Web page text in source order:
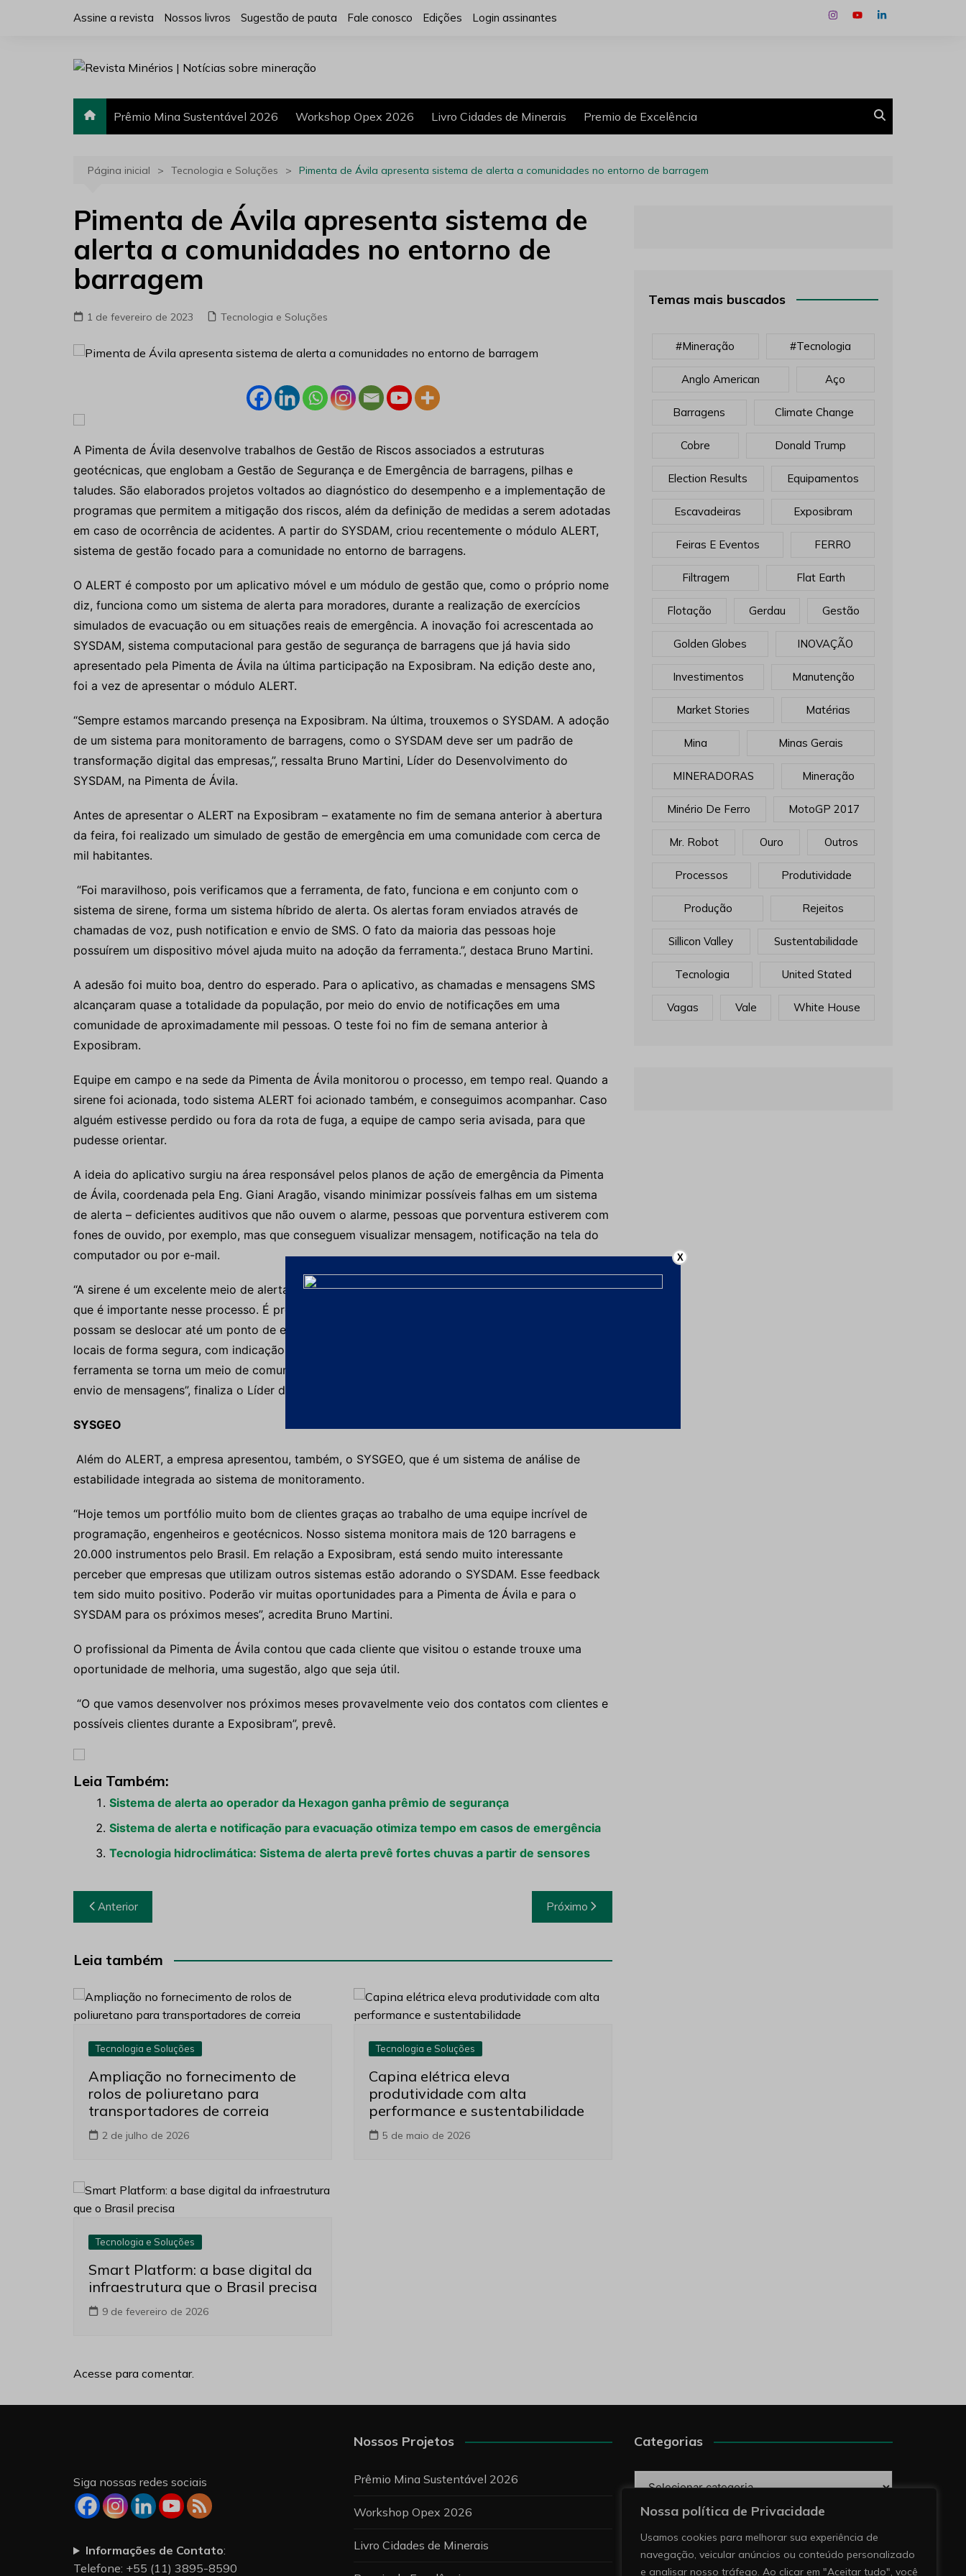
Nossa política de Privacidade
Usamos cookies para melhorar sua experiência de
navegação, veicular anúncios ou conteúdo personalizado
e analisar nosso tráfego. Ao clicar em "Aceitar tudo", você
Assine a revista Nossos livros Sugestão de pauta Fale conosco Edições Login assinantes
Prêmio Mina Sustentável 2026 Workshop Opex 2026 Livro Cidades de Minerais Premio de Excelência
Página inicial Tecnologia e Soluções Pimenta de Ávila apresenta sistema de alerta a comunidades no entorno de barragem
Pimenta de Ávila apresenta sistema de
alerta a comunidades no entorno de
barragem
1 de fevereiro de 2023 Tecnologia e Soluções
A Pimenta de Ávila desenvolve trabalhos de Gestão de Riscos associados a estruturas
geotécnicas, que englobam a Gestão de Segurança e de Emergência de barragens, pilhas e
taludes. São elaborados projetos voltados ao diagnóstico do desempenho e a implementação de
programas que permitem a mitigação dos riscos, além da definição de medidas a serem adotadas
em caso de ocorrência de acidentes. A partir do SYSDAM, criou recentemente o módulo ALERT,
sistema de gestão focado para a comunidade no entorno de barragens.
O ALERT é composto por um aplicativo móvel e um módulo de gestão que, como o próprio nome
diz, funciona como um sistema de alerta para moradores, durante a realização de exercícios
simulados de evacuação ou em situações reais de emergência. A inovação foi acrescentada ao
SYSDAM, sistema computacional para gestão de segurança de barragens que já havia sido
apresentado pela Pimenta de Ávila na última participação na Exposibram. Na edição deste ano,
foi a vez de apresentar o módulo ALERT.
“Sempre estamos marcando presença na Exposibram. Na última, trouxemos o SYSDAM. A adoção
de um sistema para monitoramento de barragens, como o SYSDAM deve ser um padrão de
transformação digital das empresas,”, ressalta Bruno Martini, Líder do Desenvolvimento do
SYSDAM, na Pimenta de Ávila.
Antes de apresentar o ALERT na Exposibram – exatamente no fim de semana anterior à abertura
da feira, foi realizado um simulado de gestão de emergência em uma comunidade com cerca de
mil habitantes.
“Foi maravilhoso, pois verificamos que a ferramenta, de fato, funciona e em conjunto com o
sistema de sirene, forma um sistema híbrido de alerta. Os alertas foram enviados através de
chamadas de voz, push notification e envio de SMS. O fato da maioria das pessoas hoje
possuírem um dispositivo móvel ajuda muito na adoção da ferramenta.”, destaca Bruno Martini.
A adesão foi muito boa, dentro do esperado. Para o aplicativo, as chamadas e mensagens SMS
alcançaram quase a totalidade da população, por meio do envio de notificações em uma
comunidade de aproximadamente mil pessoas. O teste foi no fim de semana anterior à
Exposibram.
Equipe em campo e na sede da Pimenta de Ávila monitorou o processo, em tempo real. Quando a
sirene foi acionada, todo sistema ALERT foi acionado também, e conseguimos acompanhar. Caso
alguém estivesse perdido ou fora da rota de fuga, a equipe de campo seria avisada, para que
pudesse orientar.
A ideia do aplicativo surgiu na área responsável pelos planos de ação de emergência da Pimenta
de Ávila, coordenada pela Eng. Giani Aragão, visando minimizar possíveis falhas em um sistema
de alerta – deficientes auditivos que não ouvem o alarme, pessoas que porventura estiverem com
fones de ouvido, por exemplo, mas que conseguem visualizar mensagem, notificação na tela do
computador ou por e-mail.
“A sirene é um excelente meio de alerta disponível hoje. Mas não é somente o sistema de alerta
que é importante nesse processo. É preciso todo um treinamento com a comunidade, para que
possam se deslocar até um ponto de encontro. O sistema vem para instruir como chegar nestes
locais de forma segura, com indicação da rota, facilitando o deslocamento. Além disso, a
ferramenta se torna um meio de comunicação entre empreendedor e comunidade, através do
envio de mensagens”, finaliza o Líder de Desenvolvimento da empresa.
SYSGEO
Além do ALERT, a empresa apresentou, também, o SYSGEO, que é um sistema de análise de
estabilidade integrada ao sistema de monitoramento.
“Hoje temos um portfólio muito bom de clientes graças ao trabalho de uma equipe incrível de
programação, engenheiros e geotécnicos. Nosso sistema monitora mais de 120 barragens e
20.000 instrumentos pelo Brasil. Em relação a Exposibram, está sendo muito interessante
perceber que empresas que utilizam outros sistemas estão adorando o SYSDAM. Esse feedback
tem sido muito positivo. Poderão vir muitas oportunidades para a Pimenta de Ávila e para o
SYSDAM para os próximos meses”, acredita Bruno Martini.
O profissional da Pimenta de Ávila contou que cada cliente que visitou o estande trouxe uma
oportunidade de melhoria, uma sugestão, algo que seja útil.
“O que vamos desenvolver nos próximos meses provavelmente veio dos contatos com clientes e
possíveis clientes durante a Exposibram”, prevê.
Leia Também:
Sistema de alerta ao operador da Hexagon ganha prêmio de segurança
Sistema de alerta e notificação para evacuação otimiza tempo em casos de emergência
Tecnologia hidroclimática: Sistema de alerta prevê fortes chuvas a partir de sensores
Navegação
de
Post
Anterior Próximo
Leia também
Tecnologia e Soluções
Ampliação no fornecimento de
rolos de poliuretano para
transportadores de correia
2 de julho de 2026
Tecnologia e Soluções
Capina elétrica eleva
produtividade com alta
performance e sustentabilidade
5 de maio de 2026
Tecnologia e Soluções
Smart Platform: a base digital da
infraestrutura que o Brasil precisa
9 de fevereiro de 2026
Acesse para comentar.
Temas mais buscados
#mineração #tecnologia
Anglo American Aço
Barragens Climate Change
Cobre Donald Trump
Election Results Equipamentos
Escavadeiras Exposibram
Feiras E Eventos FERRO
Filtragem Flat Earth
Flotação Gerdau Gestão
Golden Globes INOVAÇÃO
Investimentos Manutenção
Market Stories Matérias
Mina Minas Gerais
MINERADORAS Mineração
Minério De Ferro MotoGP 2017
Mr. Robot Ouro Outros
Processos Produtividade
Produção Rejeitos
Sillicon Valley Sustentabilidade
Tecnologia United Stated
Vagas Vale White House
Siga nossas redes sociais
Informações de Contato:
Telefone: +55 (11) 3895-8590
Nossos Projetos
Prêmio Mina Sustentável 2026
Workshop Opex 2026
Livro Cidades de Minerais
Categorias
Pesquise
X